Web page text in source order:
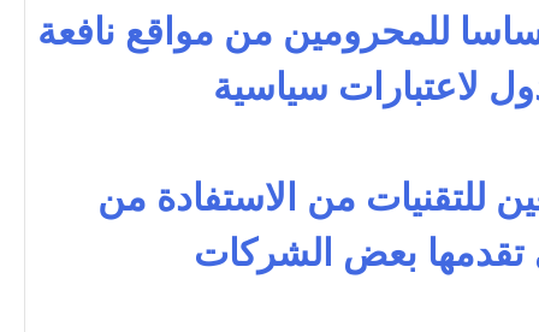
للمحرومين من مواقع نافعة
لاعتبارات سياسية
للتقنيات من الاستفادة من
تقدمها بعض الشركات